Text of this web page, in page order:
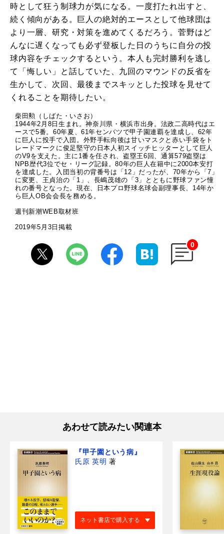
時として狂う制球力が気になる。一度打たれ出すと、
続く傾向がある。巨人の絶対的エースとして他球団は
より一層、研究・対策を進めてくるだろう。菅野はど
んなに遅くなっても必ず登板した日のうちに自分の投
球内容をチェックするという。本人も完封勝利を逃し
て「悔しい」と話していた、九回のマウンドの反省を
生かして、次回、最後までスキッとした投球を見せて
くれることを期待したい。
柴田勲（しばた・いさお）
1944年2月8日生まれ。神奈川県・横浜市出身。法政二高時代はエ
ースで5番。60年夏、61年センバツで甲子園連覇を達成し、62年
に巨人に投手で入団。外野手転向後は甘いマスクと赤い手袋をト
レードマークに俊足堅守の日本人初スイッチヒッターとして巨人
のV9を支えた。主に1番を任され、盗塁王6回、通算579盗塁は
NPB歴代3位でセ・リーグ記録。80年の巨人在籍中に2000本安打
を達成した。入団当初の背番号は「12」だったが、70年から「7」
に変更、王貞治の「1」、長嶋茂雄の「3」とともに野球ファン憧
れの番号となった。現在、日本プロ野球名球会副理事長、14年か
ら巨人OB会会長を務める。
週刊新潮WEB取材班
2019年5月3日掲載
0
あわせて読みたい関連本
『甲子園という病』
氏原 英明 著
ネット書店で購入する